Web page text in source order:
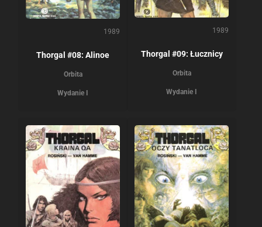
1989
Thorgal #08: Alinoe
Orbita
Wydanie I
1989
Thorgal #09: Łucznicy
Orbita
Wydanie I